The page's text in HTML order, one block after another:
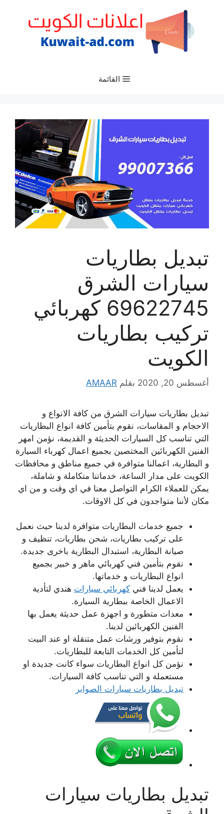
القائمة
تبديل بطاريات
سيارات الشرق
69622745 كهربائي
تركيب بطاريات
الكويت
أغسطس 20, 2020 بقلم AMAAR
تبديل بطاريات سيارات الشرق من كافة الانواع و
الاحجام و المقاسات، نقوم بتأمين كافة انواع البطاريات
التي تناسب كل السيارات الحديثة و القديمة، نؤمن امهر
الفنين الكهربائين المختصين بجميع اعمال كهرباء السيارة
و البطارية، اعمالنا متوافرة في جميع مناطق و محافظات
الكويت على مدار الساعة، خدماتنا متكاملة و شاملة،
يمكن للعملاء الكرام التواصل معنا في اي وقت و من اي
مكان لأننا متواجدون في كل الاوقات.
جميع خدمات البطاريات متوافرة لدينا حيث نعمل
على تركيب بطاريات، شحن بطاريات، تنظيف و
صيانة البطارية، استبدال البطارية باخرى جديدة.
نقوم بتأمين فني كهربائي ماهر و خبير بجميع
انواع البطاريات و خدماتها.
يعمل لدينا فني كهربائي سيارات هندي لتأدية
الاعمال الخاصة ببطارية السيارة.
معدات متطورة و اجهزة عمل حديثة يعمل بها
الفنين الكهربائين لدينا.
نقوم بتوفير ورشات عمل متنقلة او عند البيت
لتأمين كل الخدمات التابعة للبطاريات.
نؤمن كل انواع البطاريات سواء كانت جديدة او
مستعملة و التي تناسب كافة السيارات.
تبديل بطاريات سيارات الصوابر
تبديل بطاريات سيارات